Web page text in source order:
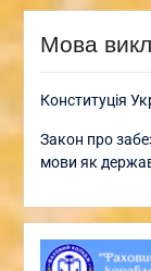
Мова
Конституція
Закон про
мови як